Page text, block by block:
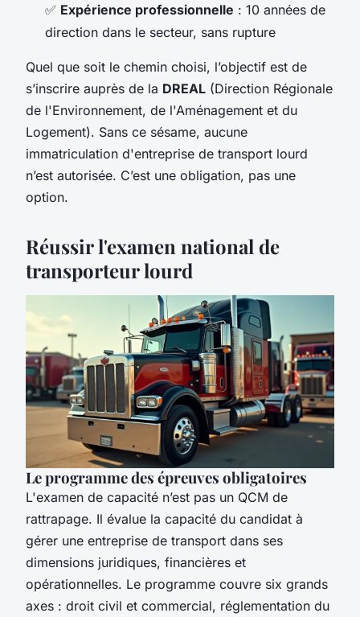
✅ Expérience professionnelle : 10 années de
direction dans le secteur, sans rupture
Quel que soit le chemin choisi, l’objectif est de
s’inscrire auprès de la DREAL (Direction Régionale
de l'Environnement, de l'Aménagement et du
Logement). Sans ce sésame, aucune
immatriculation d'entreprise de transport lourd
n’est autorisée. C’est une obligation, pas une
option.
Réussir l'examen national de
transporteur lourd
Le programme des épreuves obligatoires
L'examen de capacité n’est pas un QCM de
rattrapage. Il évalue la capacité du candidat à
gérer une entreprise de transport dans ses
dimensions juridiques, financières et
opérationnelles. Le programme couvre six grands
axes : droit civil et commercial, réglementation du